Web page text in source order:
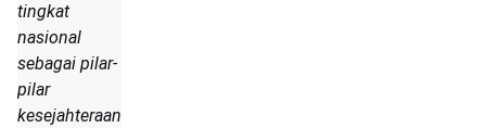
tingkat
nasional
sebagai pilar-
pilar
kesejahteraan